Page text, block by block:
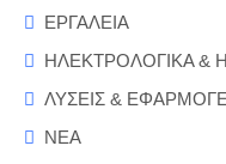
ΕΡΓΑΛΕΙΑ
ΗΛΕΚΤΡΟΛΟΓΙΚΑ &
ΛΥΣΕΙΣ &
ΝΕΑ